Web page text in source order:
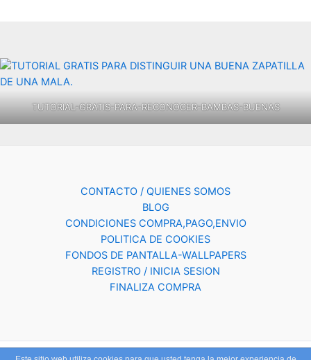
TUTORIAL-GRATIS-PARA-RECONOCER-BAMBAS-BUENAS
CONTACTO / QUIENES SOMOS
BLOG
CONDICIONES COMPRA,PAGO,ENVIO
POLITICA DE COOKIES
FONDOS DE PANTALLA-WALLPAPERS
REGISTRO / INICIA SESION
FINALIZA COMPRA